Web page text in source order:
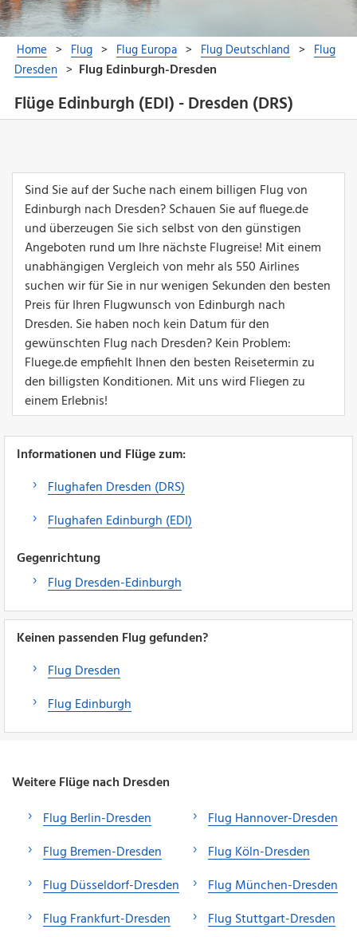
Flüge Edinburgh (EDI) - Dresden (DRS)
Sind Sie auf der Suche nach einem billigen Flug von
Edinburgh nach Dresden? Schauen Sie auf fluege.de
und überzeugen Sie sich selbst von den günstigen
Angeboten rund um Ihre nächste Flugreise! Mit einem
unabhängigen Vergleich von mehr als 550 Airlines
suchen wir für Sie in nur wenigen Sekunden den besten
Preis für Ihren Flugwunsch von Edinburgh nach
Dresden. Sie haben noch kein Datum für den
gewünschten Flug nach Dresden? Kein Problem:
Fluege.de empfiehlt Ihnen den besten Reisetermin zu
den billigsten Konditionen. Mit uns wird Fliegen zu
einem Erlebnis!
Informationen und Flüge zum:
Flughafen Dresden (DRS)
Flughafen Edinburgh (EDI)
Gegenrichtung
Flug Dresden-Edinburgh
Keinen passenden Flug gefunden?
Flug Dresden
Flug Edinburgh
Weitere Flüge nach Dresden
Flug Berlin-Dresden
Flug Bremen-Dresden
Flug Düsseldorf-Dresden
Flug Frankfurt-Dresden
Flug Hannover-Dresden
Flug Köln-Dresden
Flug München-Dresden
Flug Stuttgart-Dresden